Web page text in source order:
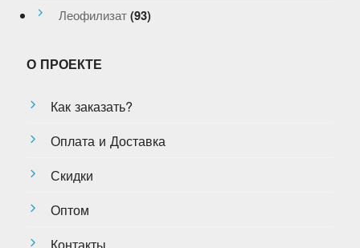
Леофилизат (93)
О ПРОЕКТЕ
Как заказать?
Оплата и Доставка
Скидки
Оптом
Контакты